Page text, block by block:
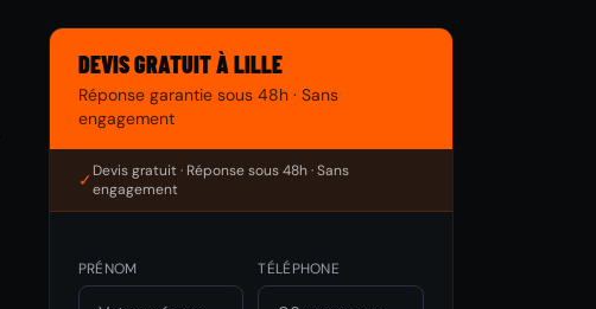
DEVIS GRATUIT À LILLE
Réponse garantie sous 48h · Sans
engagement
✓Devis gratuit · Réponse sous 48h · Sans
engagement
PRÉNOM TÉLÉPHONE